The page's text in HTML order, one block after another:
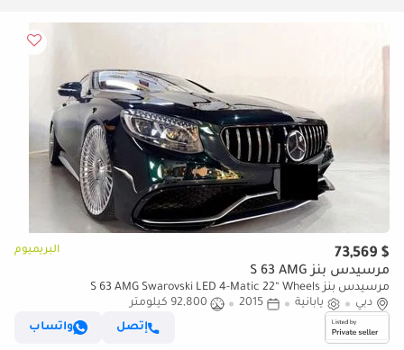
$ 73,569 البريميوم
مرسيدس بنز S 63 AMG
مرسيدس بنز S 63 AMG Swarovski LED 4-Matic 22“ Wheels
دبي
يابانية 2015
92,800 كيلومتر
إتصل
واتساب